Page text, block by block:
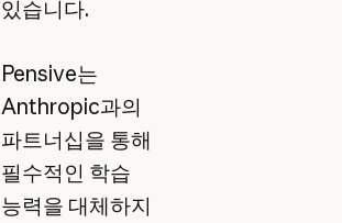
있습니다.
Pensive는
Anthropic과의
파트너십을 통해
필수적인 학습
능력을 대체하지